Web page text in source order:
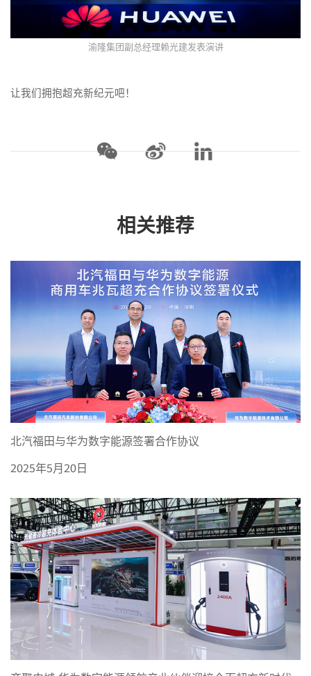
渝隆集团副总经理赖光建发表演讲
让我们拥抱超充新纪元吧！
相关推荐
北汽福田与华为数字能源签署合作协议
2025年5月20日